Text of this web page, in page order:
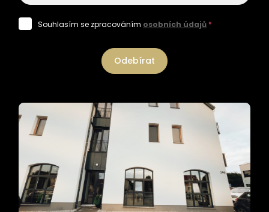
Souhlasím se zpracováním osobních údajů *
Odebírat